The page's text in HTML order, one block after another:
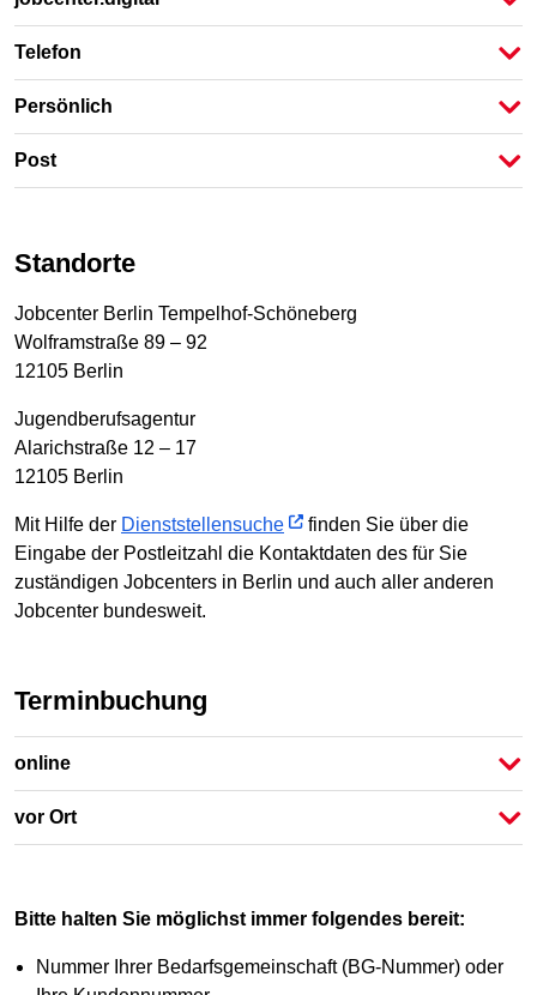
Telefon
Persönlich
Post
Standorte
Jobcenter Berlin Tempelhof-Schöneberg
Wolframstraße 89 – 92
12105 Berlin
Jugendberufsagentur
Alarichstraße 12 – 17
12105 Berlin
Mit Hilfe der Dienststellensuche
finden Sie über die
Eingabe der Postleitzahl die Kontaktdaten des für Sie
zuständigen Jobcenters in Berlin und auch aller anderen
Jobcenter bundesweit.
Terminbuchung
online
vor Ort
Bitte halten Sie möglichst immer folgendes bereit:
Nummer Ihrer Bedarfsgemeinschaft (BG-Nummer) oder